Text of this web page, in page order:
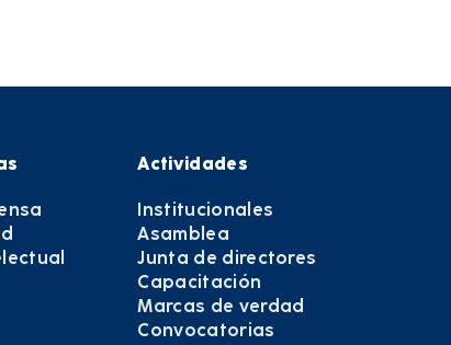
Actividades
Institucionales
Asamblea
Junta de directores
Capacitación
Marcas de verdad
Convocatorias